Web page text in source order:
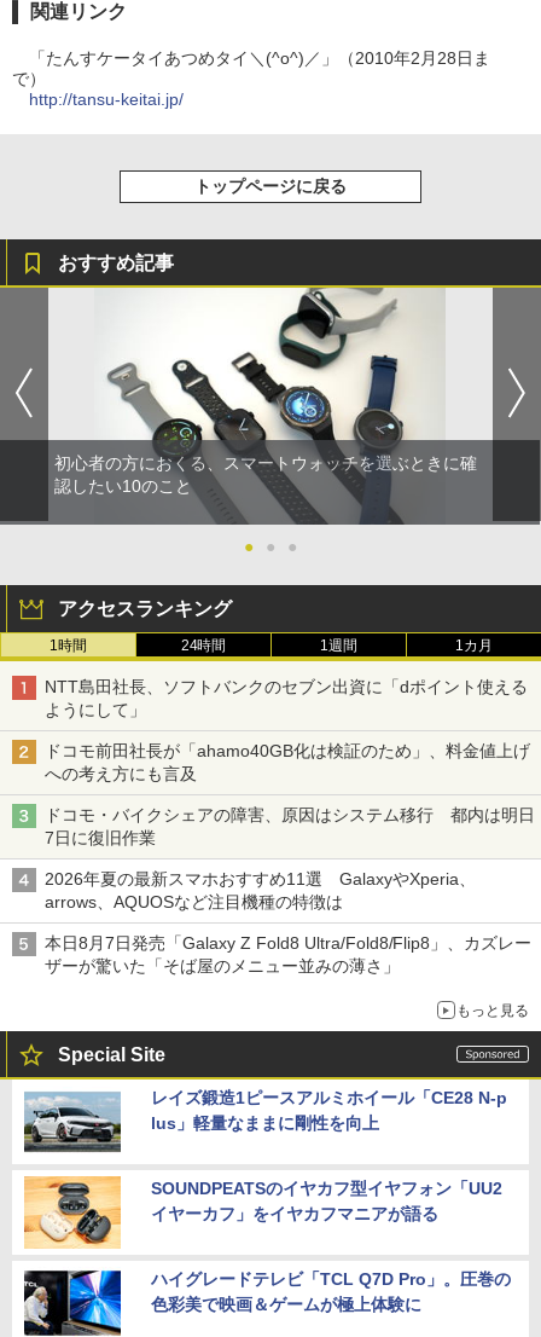
関連リンク
「たんすケータイあつめタイ＼(^o^)／」（2010年2月28日ま
で）
http://tansu-keitai.jp/
トップページに戻る
おすすめ記事
初心者の方におくる、スマートウォッチを選ぶときに確
認したい10のこと
● ● ●
アクセスランキング
1時間 24時間 1週間 1カ月
NTT島田社長、ソフトバンクのセブン出資に「dポイント使える
ようにして」
ドコモ前田社長が「ahamo40GB化は検証のため」、料金値上げ
への考え方にも言及
ドコモ・バイクシェアの障害、原因はシステム移行 都内は明日
7日に復旧作業
2026年夏の最新スマホおすすめ11選 GalaxyやXperia、
arrows、AQUOSなど注目機種の特徴は
本日8月7日発売「Galaxy Z Fold8 Ultra/Fold8/Flip8」、カズレー
ザーが驚いた「そば屋のメニュー並みの薄さ」
もっと見る
Special Site
レイズ鍛造1ピースアルミホイール「CE28 N-p
lus」軽量なままに剛性を向上
SOUNDPEATSのイヤカフ型イヤフォン「UU2
イヤーカフ」をイヤカフマニアが語る
ハイグレードテレビ「TCL Q7D Pro」。圧巻の
色彩美で映画＆ゲームが極上体験に